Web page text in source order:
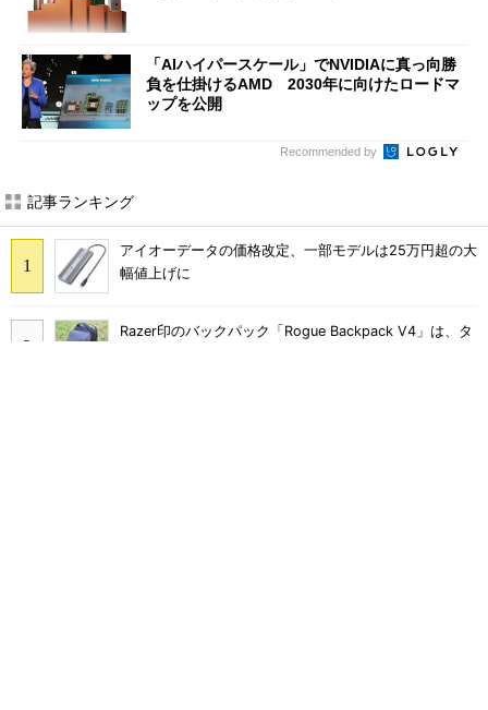
「AIハイパースケール」でNVIDIAに真っ向勝
負を仕掛けるAMD 2030年に向けたロードマ
ップを公開
Recommended by
記事ランキング
アイオーデータの価格改定、一部モデルは25万円超の大
幅値上げに
Razer印のバックパック「Rogue Backpack V4」は、タ